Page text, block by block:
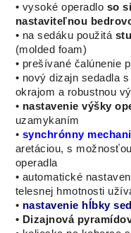
• vysoké operadlo so
nastaviteľnou
• na sedáku použitá
(molded foam)
• prešívané čalúnenie
• nový dizajn sedadla s
okrajom a robustnou
• nastavenie výšky
uzamykaním
• synchrónny
aretáciou, s
operadla
• automatické
telesnej hmotnosti
• nastavenie hĺbky
• Dizajnová